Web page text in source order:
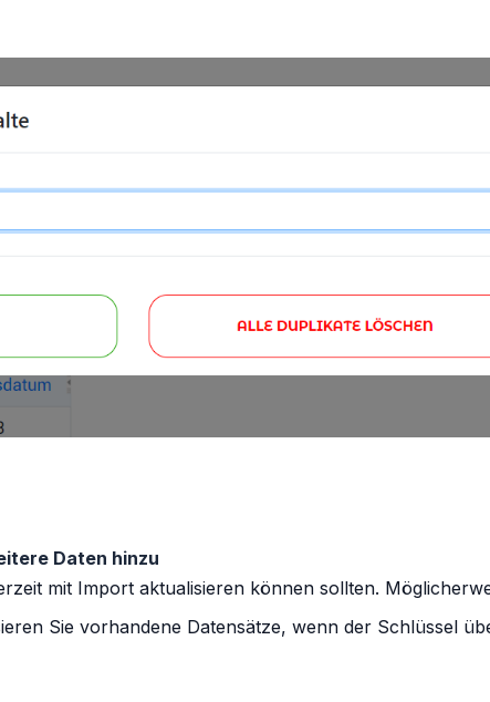
Daten hinzu
mit Import aktualisieren können sollten.
Sie vorhandene Datensätze, wenn der Schlüssel